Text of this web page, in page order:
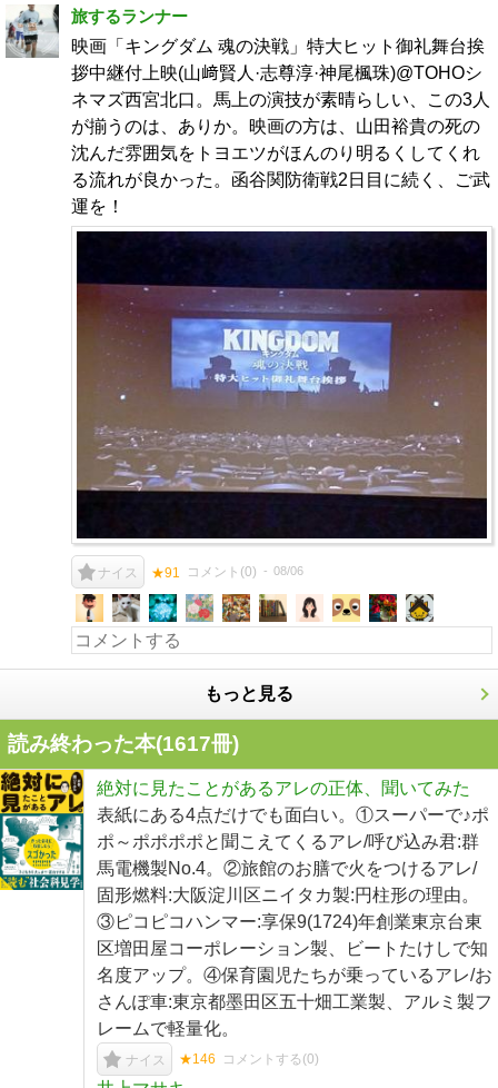
旅するランナー
映画「キングダム 魂の決戦」特大ヒット御礼舞台挨
拶中継付上映(山﨑賢人·志尊淳·神尾楓珠)@TOHOシ
ネマズ西宮北口。馬上の演技が素晴らしい、この3人
が揃うのは、ありか。映画の方は、山田裕貴の死の
沈んだ雰囲気をトヨエツがほんのり明るくしてくれ
る流れが良かった。函谷関防衛戦2日目に続く、ご武
運を！
ナイス ★91 コメント(0) 08/06
もっと見る
読み終わった本(1617冊)
絶対に見たことがあるアレの正体、聞いてみた
表紙にある4点だけでも面白い。①スーパーで♪ポ
ポ～ポポポポと聞こえてくるアレ/呼び込み君:群
馬電機製No.4。②旅館のお膳で火をつけるアレ/
固形燃料:大阪淀川区ニイタカ製:円柱形の理由。
③ピコピコハンマー:享保9(1724)年創業東京台東
区増田屋コーポレーション製、ビートたけしで知
名度アップ。④保育園児たちが乗っているアレ/お
さんぽ車:東京都墨田区五十畑工業製、アルミ製フ
レームで軽量化。
ナイス ★146 コメントする(0)